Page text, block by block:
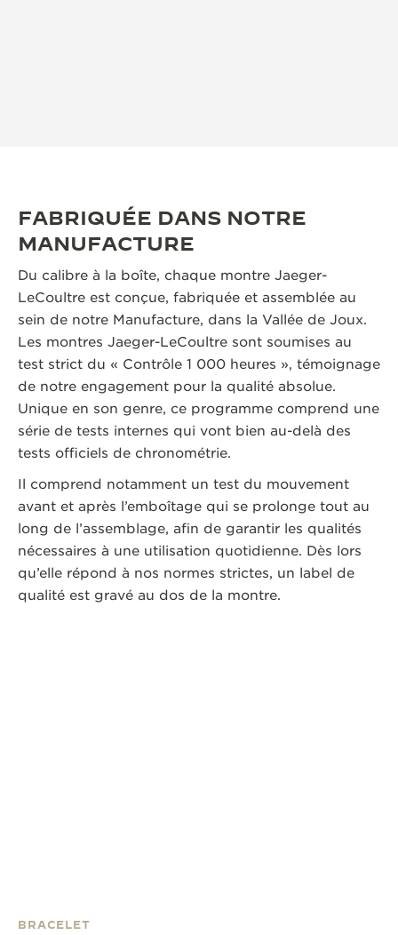
FABRIQUÉE DANS NOTRE
MANUFACTURE
Du calibre à la boîte, chaque montre Jaeger-
LeCoultre est conçue, fabriquée et assemblée au
sein de notre Manufacture, dans la Vallée de Joux.
Les montres Jaeger-LeCoultre sont soumises au
test strict du « Contrôle 1 000 heures », témoignage
de notre engagement pour la qualité absolue.
Unique en son genre, ce programme comprend une
série de tests internes qui vont bien au-delà des
tests officiels de chronométrie.
Il comprend notamment un test du mouvement
avant et après l’emboîtage qui se prolonge tout au
long de l’assemblage, afin de garantir les qualités
nécessaires à une utilisation quotidienne. Dès lors
qu’elle répond à nos normes strictes, un label de
qualité est gravé au dos de la montre.
BRACELET